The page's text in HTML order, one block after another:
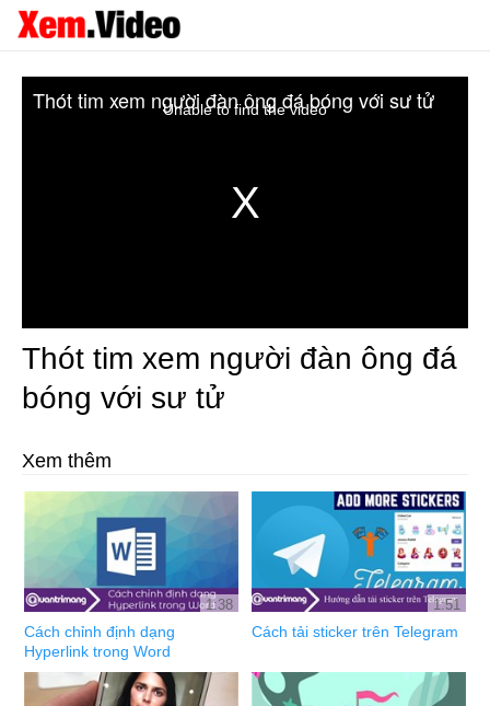
Unable to find the video
Thót tim xem người đàn ông đá bóng với sư tử
Thót tim xem người đàn ông đá
bóng với sư tử
Xem thêm
1:38
Cách chỉnh định dạng
Hyperlink trong Word
1:51
Cách tải sticker trên Telegram